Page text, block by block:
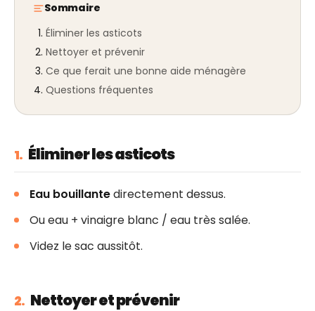
Sommaire
Éliminer les asticots
Nettoyer et prévenir
Ce que ferait une bonne aide ménagère
Questions fréquentes
1. Éliminer les asticots
Eau bouillantedirectement dessus.
Ou eau + vinaigre blanc / eau très salée.
Videz le sac aussitôt.
2. Nettoyer et prévenir